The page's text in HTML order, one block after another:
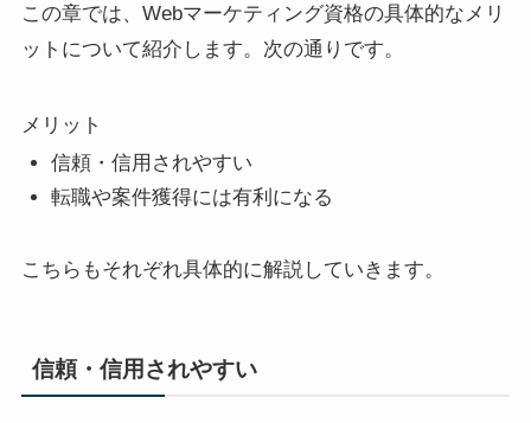
この章では、Webマーケティング資格の具体的なメリ
ットについて紹介します。次の通りです。
メリット
信頼・信用されやすい
転職や案件獲得には有利になる
こちらもそれぞれ具体的に解説していきます。
信頼・信用されやすい